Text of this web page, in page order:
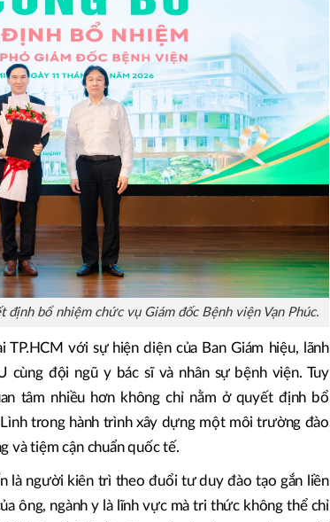
định bổ nhiệm chức vụ Giám đốc Bệnh viện Vạn Phúc.
với sự hiện diện của Ban Giám hiệu, lãnh
cùng đội ngũ y bác sĩ và nhân sự bệnh viện. Tuy
tâm nhiều hơn không chỉ nằm ở quyết định bổ
trong hành trình xây dựng một môi trường đào
và tiệm cận chuẩn quốc tế.
là người kiên trì theo đuổi tư duy đào tạo gắn liền
ông, ngành y là lĩnh vực mà tri thức không thể chỉ